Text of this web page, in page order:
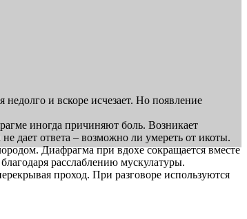
и вскоре исчезает. Но появление
иногда причиняют боль. Возникает
дает ответа – возможно ли умереть от икоты.
Диафрагма при вдохе сокращается вместе
расслаблению мускулатуры.
проход. При разговоре используются